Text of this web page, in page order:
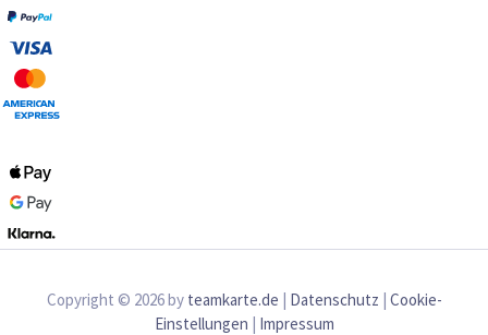
Copyright © 2026 by teamkarte.de | Datenschutz | Cookie-
Einstellungen | Impressum